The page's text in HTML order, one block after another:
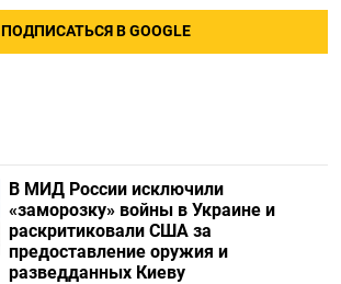
ПОДПИСАТЬСЯ В GOOGLE
В МИД России исключили
«заморозку» войны в Украине и
раскритиковали США за
предоставление оружия и
разведданных Киеву